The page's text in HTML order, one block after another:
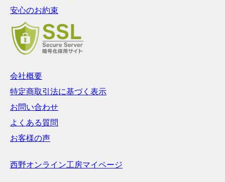
安心のお約束
会社概要
特定商取引法に基づく表示
お問い合わせ
よくある質問
お客様の声
西野オンライン工房マイページ